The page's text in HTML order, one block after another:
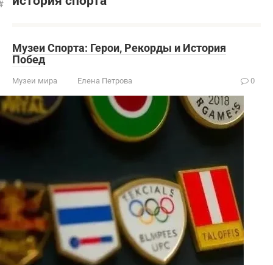
Музеи Спорта: Герои‚ Рекорды и История
Побед
Музеи мира Елена Петрова 0